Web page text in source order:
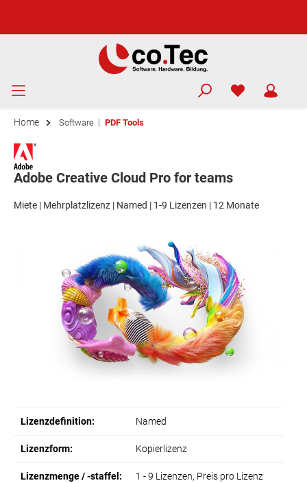
Home Software | PDF Tools
Adobe Creative Cloud Pro for teams
Miete | Mehrplatzlizenz | Named | 1-9 Lizenzen | 12 Monate
Lizenzdefinition: Named
Lizenzform: Kopierlizenz
Lizenzmenge / -staffel: 1 - 9 Lizenzen, Preis pro Lizenz